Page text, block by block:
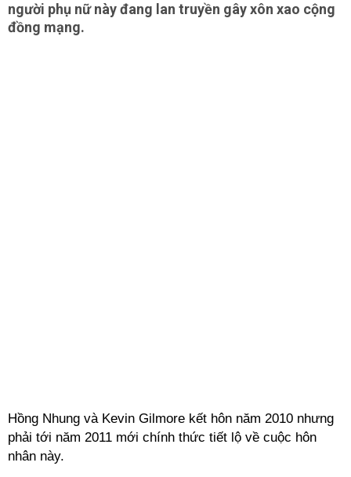
người phụ nữ này đang lan truyền gây xôn xao cộng
đồng mạng.
Hồng Nhung và Kevin Gilmore kết hôn năm 2010 nhưng
phải tới năm 2011 mới chính thức tiết lộ về cuộc hôn
nhân này.